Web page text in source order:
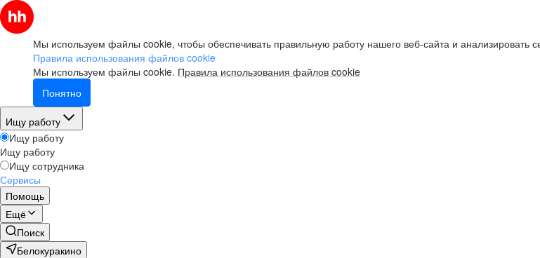
Мы используем файлы cookie, чтобы обеспечивать правильную работу нашего веб-сайта и анализировать
Правила использования файлов cookie
Мы используем файлы cookie. Правила использования файлов cookie
Понятно
Ищу работу
Ищу работу
Ищу работу
Ищу сотрудника
Сервисы
Помощь
Ещё
Поиск
Белокуракино